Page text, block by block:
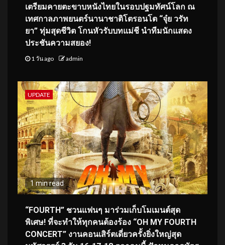
เตรียมคายตะขาบหนังไทยในรอบปฐมทัศน์โลก ณ
เทศกาลภาพยนตร์นานาชาติโตรอนโต “จุ๋ย วรัท
ยา” ทุ่มสุดชีวิต โกนหัวรับบทแม่ชี นำทีมนักแสดง
ประชันความสยอง!
1 วัน ago admin
UPDATE
1 min read
“FOURTH” ชวนแฟนๆ มาร่วมเก็บโมเมนต์สุด
พิเศษ! ที่จะทำให้ทุกคนต้องร้อง “OH MY FOURTH
CONCERT” งานคอนเสิร์ตเดี่ยวครั้งยิ่งใหญ่สุด